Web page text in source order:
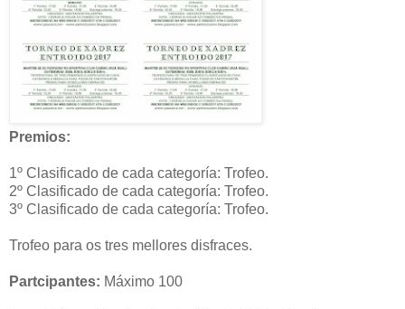
Premios:
1º Clasificado de cada categoría: Trofeo.
2º Clasificado de cada categoría: Trofeo.
3º Clasificado de cada categoría: Trofeo.
Trofeo para os tres mellores disfraces.
Partcipantes: Máximo 100